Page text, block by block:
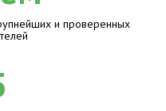
и проверенных